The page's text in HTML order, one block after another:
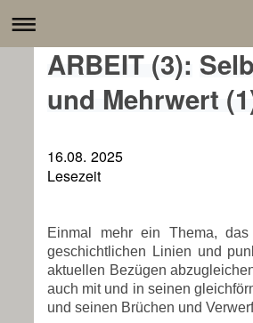
ARBEIT (3):
und Mehrwert
16.08. 2025
Lesezeit
Einmal mehr ein Thema,
geschichtlichen Linien und
aktuellen Bezügen
auch mit und in seinen
und seinen Brüchen und